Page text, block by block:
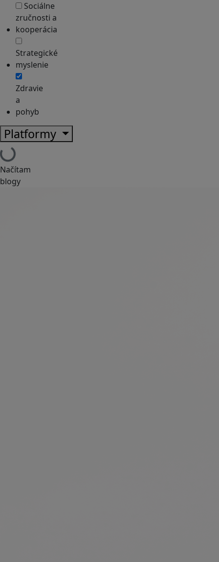
Sociálne
zručnosti a
kooperácia
Strategické
myslenie
Zdravie
a
pohyb
Platformy
Načítam
blogy